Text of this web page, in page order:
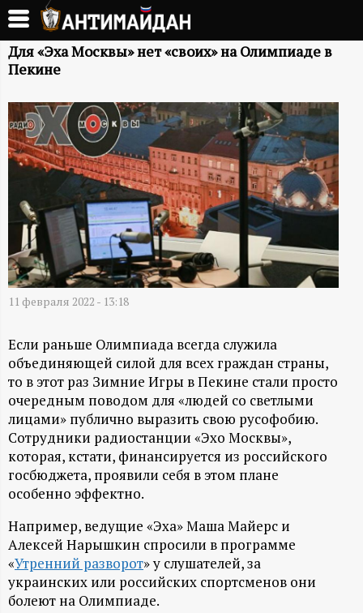
Перейти
основному
содержанию
А
Т
И
М
А
Й
А
Н
-
и
н
ф
о
Для «Эха Москвы» нет «своих» на Олимпиаде в
Пекине
11 февраля 2022 - 13:18
Если раньше Олимпиада всегда служила
объединяющей силой для всех граждан страны,
то в этот раз Зимние Игры в Пекине стали просто
очередным поводом для «людей со светлыми
лицами» публично выразить свою русофобию.
Сотрудники радиостанции «Эхо Москвы»,
которая, кстати, финансируется из российского
госбюджета, проявили себя в этом плане
особенно эффектно.
Например, ведущие «Эха» Маша Майерс и
Алексей Нарышкин спросили в программе
«Утренний разворот» у слушателей, за
украинских или российских спортсменов они
болеют на Олимпиаде.